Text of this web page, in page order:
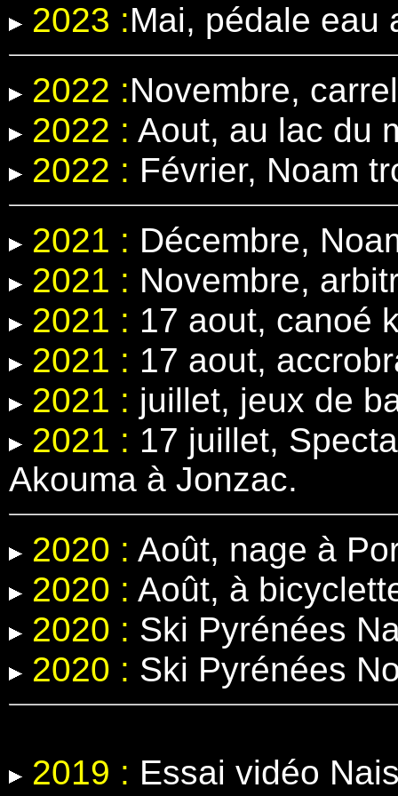
2023 :Mai, pédale eau
2022 :Novembre,
2022 : Aout, au lac du
2022 : Février, Noam
2021 : Décembre,
2021 : Novembre,
2021 : 17 aout, canoé
2021 : 17 aout,
2021 : juillet, jeux de
2021 : 17 juillet,
Akouma à Jonzac.
2020 : Août, nage à
2020 : Août, à
2020 : Ski Pyrénées
2020 : Ski Pyrénées
2019 : Essai vidéo